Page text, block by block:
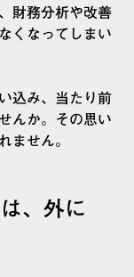
財務分析や改善
くなってしまい
込み、当たり前
んか。その思い
ません。
、外に